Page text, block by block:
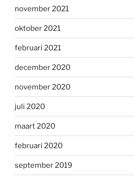
november 2021
oktober 2021
februari 2021
december 2020
november 2020
juli 2020
maart 2020
februari 2020
september 2019